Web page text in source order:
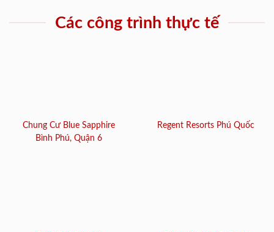
Các công trình thực tế
Chung Cư Blue Sapphire
Bình Phú, Quận 6
Regent Resorts Phú Quốc